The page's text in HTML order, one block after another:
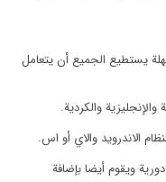
يستطيع الجميع أن يتعامل
والكردية.
الاندرويد والاي أو اس.
ويقوم أيضا بإضافة